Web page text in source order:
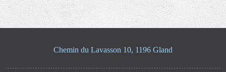
Chemin du Lavasson 10, 1196 Gland